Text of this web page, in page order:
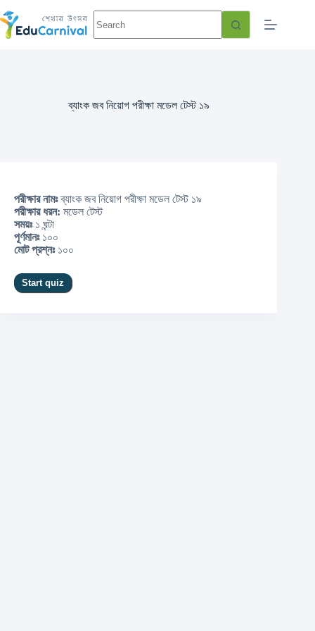
ব্যাংক জব নিয়োগ পরীক্ষা মডেল টেস্ট ১৯
পরীক্ষার নামঃব্যাংক জব নিয়োগ পরীক্ষা মডেল টেস্ট ১৯
পরীক্ষার ধরন: মডেল টেস্ট
সময়ঃ১ ঘন্টা
পূর্ণমানঃ১০০
মোট প্রশ্নঃ১০০